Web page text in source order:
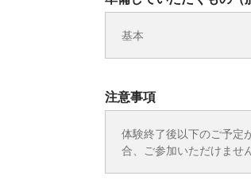
基本
注意事項
体験終了後以下のご予定
合、ご参加いただけませ